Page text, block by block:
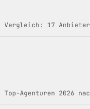
Vergleich: 17
Agenturen 2026